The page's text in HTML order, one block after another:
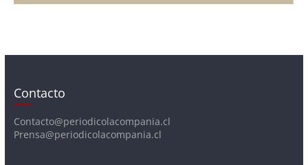
Contacto
Contacto@periodicolacompania.cl
Prensa@periodicolacompania.cl